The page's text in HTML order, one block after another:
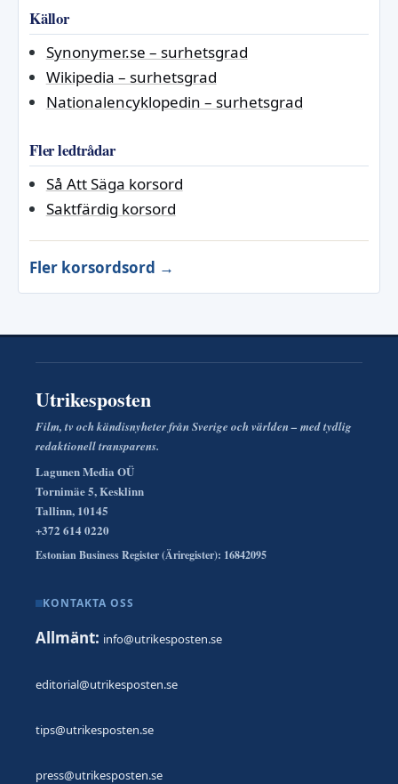
Källor
Synonymer.se – surhetsgrad
Wikipedia – surhetsgrad
Nationalencyklopedin – surhetsgrad
Fler ledtrådar
Så Att Säga korsord
Saktfärdig korsord
Fler korsordsord →
Utrikesposten
Film, tv och kändisnyheter från Sverige och världen – med tydlig
redaktionell transparens.
Lagunen Media OÜ
Tornimäe 5, Kesklinn
Tallinn, 10145
+372 614 0220
Estonian Business Register (Äriregister): 16842095
KONTAKTA OSS
Allmänt: info@utrikesposten.se
editorial@utrikesposten.se
tips@utrikesposten.se
press@utrikesposten.se